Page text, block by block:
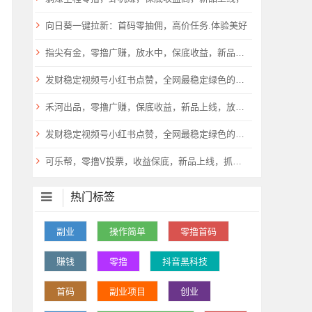
向日葵一键拉新：首码零抽佣，高价任务.体验美好
指尖有金，零撸广赚，放水中，保底收益，新品上线，
发财稳定视频号小红书点赞，全网最稳定绿色的项目，小红书启动
禾河出品，零撸广赚，保底收益，新品上线，放水中
发财稳定视频号小红书点赞，全网最稳定绿色的项目，小红书启动
可乐帮，零撸V投票，收益保底，新品上线，抓紧上车，
热门标签
副业 操作简单 零撸首码
赚钱 零撸 抖音黑科技
首码 副业项目 创业